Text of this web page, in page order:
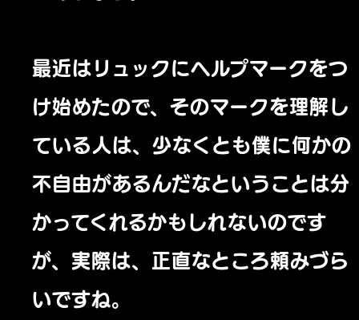
最近はリュックにヘルプマークをつ
け始めたので、そのマークを理解し
ている人は、少なくとも僕に何かの
不自由があるんだなということは分
かってくれるかもしれないのです
が、実際は、正直なところ頼みづら
いですね。